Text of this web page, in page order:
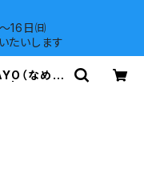
16日㈰
たいします
（なめね